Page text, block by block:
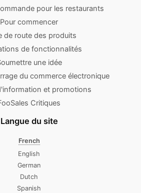
pour les restaurants
Pour commencer
de route des produits
de fonctionnalités
une idée
du commerce électronique
et promotions
Critiques
Langue du site
French
English
German
Dutch
Spanish